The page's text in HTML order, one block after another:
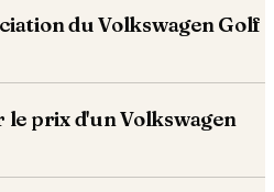
du Volkswagen Golf
le prix d'un Volkswagen